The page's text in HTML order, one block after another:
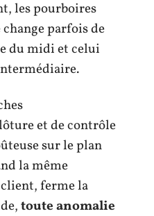
les pourboires
parfois de
du midi et celui
et de contrôle
sur le plan
la même
client, ferme la
toute anomalie